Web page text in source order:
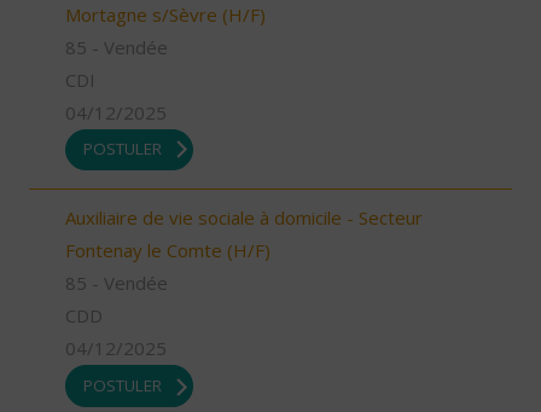
Mortagne s/Sèvre (H/F)
85 - Vendée
CDI
04/12/2025
POSTULER
Auxiliaire de vie sociale à domicile - Secteur
Fontenay le Comte (H/F)
85 - Vendée
CDD
04/12/2025
POSTULER